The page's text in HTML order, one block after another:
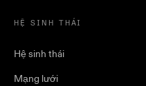
HỆ SINH THÁI
Hệ sinh thái
Mạng lưới